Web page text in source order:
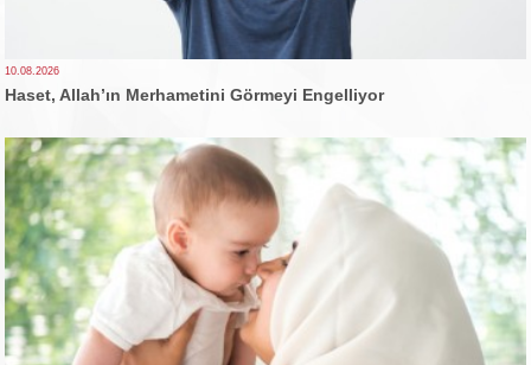
10.08.2026
Haset, Allah’ın Merhametini Görmeyi Engelliyor